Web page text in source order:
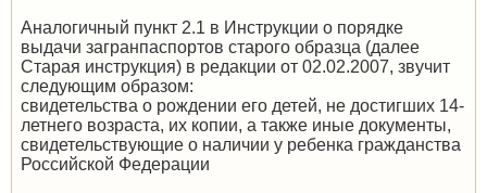
Аналогичный пункт 2.1 в Инструкции о порядке
выдачи загранпаспортов старого образца (далее
Старая инструкция) в редакции от 02.02.2007, звучит
следующим образом:
свидетельства о рождении его детей, не достигших 14-
летнего возраста, их копии, а также иные документы,
свидетельствующие о наличии у ребенка гражданства
Российской Федерации